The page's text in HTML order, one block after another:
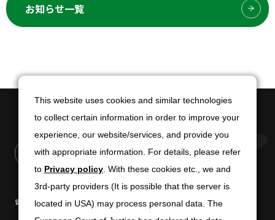
お知らせ一覧
電子公告 免責条項
This website uses cookies and similar technologies
to collect certain information in order to improve your
experience, our website/services, and provide you
with appropriate information. For details, please refer
to Privacy policy . With these cookies etc., we and
3rd-party providers (It is possible that the server is
located in USA) may process personal data. The
This website uses cookies and similar technologies
to collect certain information in order to improve your
experience, our website/services, and provide you
with appropriate information. For details, please refer
to Privacy policy . With these cookies etc., we and
3rd-party providers (It is possible that the server is
located in USA) may process personal data. The